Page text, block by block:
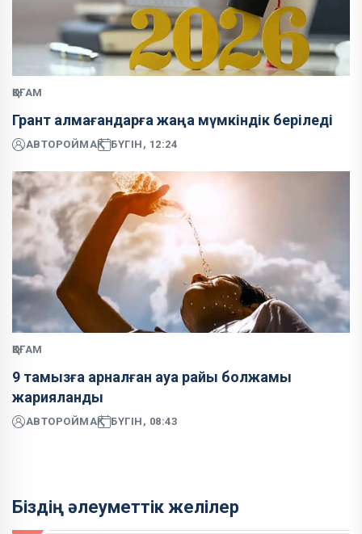
ҚОҒАМ
Грант алмағандарға жаңа мүмкіндік беріледі
АВТОРОЙМАҚ БҮГІН, 12:24
ҚОҒАМ
9 тамызға арналған ауа райы болжамы
жарияланды
АВТОРОЙМАҚ БҮГІН, 08:43
Біздің әлеуметтік желілер